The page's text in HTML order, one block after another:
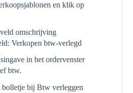
en klik op
omschrijving
Verkopen btw-verlegd
in het ordervenster
btw.
bolletje bij Btw verleggen